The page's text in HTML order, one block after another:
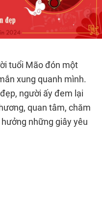
tuổi Mão đón một
xung quanh mình.
người ấy đem lại
quan tâm, chăm
những giây yêu